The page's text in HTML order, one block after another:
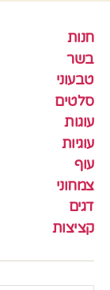
חנות
בשר
טבעוני
סלטים
עוגות
עוגיות
עוף
צמחוני
דגים
קציצות